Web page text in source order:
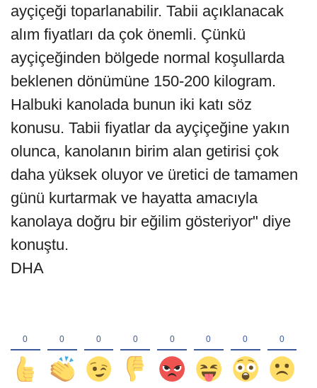
ayçiçeği toparlanabilir. Tabii açıklanacak
alım fiyatları da çok önemli. Çünkü
ayçiçeğinden bölgede normal koşullarda
beklenen dönümüne 150-200 kilogram.
Halbuki kanolada bunun iki katı söz
konusu. Tabii fiyatlar da ayçiçeğine yakın
olunca, kanolanın birim alan getirisi çok
daha yüksek oluyor ve üretici de tamamen
günü kurtarmak ve hayatta amacıyla
kanolaya doğru bir eğilim gösteriyor" diye
konuştu.
DHA